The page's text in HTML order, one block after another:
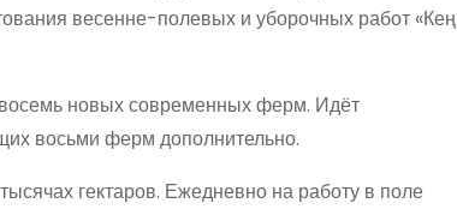
весенне-полевых и уборочных работ «Кең
новых современных ферм. Идёт
восьми ферм дополнительно.
гектаров. Ежедневно на работу в поле